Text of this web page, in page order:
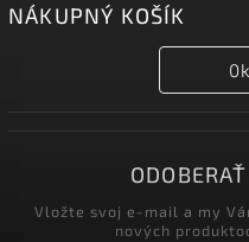
NÁKUPNÝ KOŠÍK
0
Vložte svoj e-mail a my
nových